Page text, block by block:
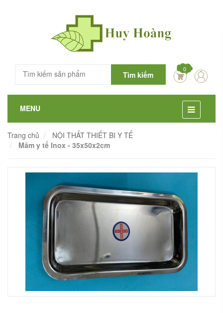
Tìm kiếm
0
MENU
Trang chủ
NỘI THẤT THIẾT BI Y TẾ
Mâm y tế Inox - 35x50x2cm